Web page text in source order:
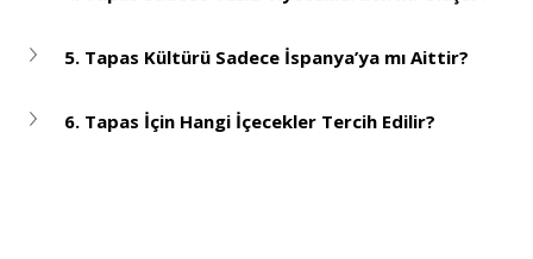
5. Tapas Kültürü Sadece İspanya’ya mı Aittir?
6. Tapas İçin Hangi İçecekler Tercih Edilir?